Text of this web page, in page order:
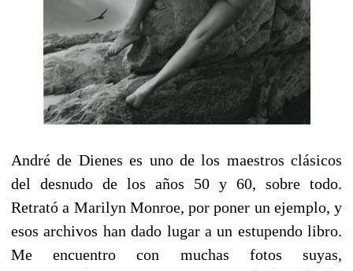
André de Dienes es uno de los maestros clásicos
del desnudo de los años 50 y 60, sobre todo.
Retrató a Marilyn Monroe, por poner un ejemplo, y
esos archivos han dado lugar a un estupendo libro.
Me encuentro con muchas fotos suyas,